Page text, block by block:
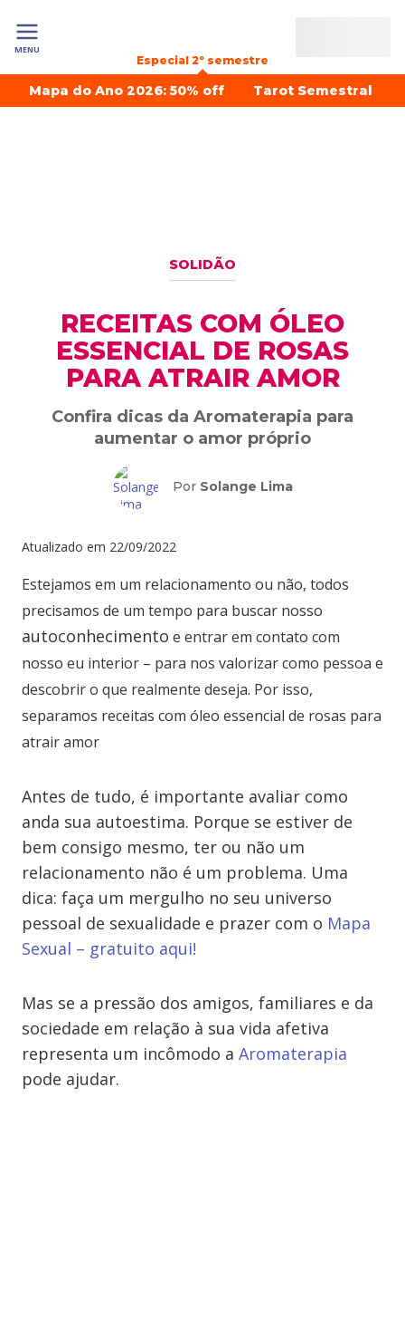
MENU
Especial 2º semestre
Mapa do Ano 2026: 50% off Tarot Semestral
SOLIDÃO
RECEITAS COM ÓLEO
ESSENCIAL DE ROSAS
PARA ATRAIR AMOR
Confira dicas da Aromaterapia para
aumentar o amor próprio
Por Solange Lima
Atualizado em 22/09/2022
Estejamos em um relacionamento ou não, todos
precisamos de um tempo para buscar nosso
autoconhecimento e entrar em contato com
nosso eu interior – para nos valorizar como pessoa e
descobrir o que realmente deseja. Por isso,
separamos receitas com óleo essencial de rosas para
atrair amor
Antes de tudo, é importante avaliar como
anda sua autoestima. Porque se estiver de
bem consigo mesmo, ter ou não um
relacionamento não é um problema. Uma
dica: faça um mergulho no seu universo
pessoal de sexualidade e prazer com o Mapa
Sexual – gratuito aqui!
Mas se a pressão dos amigos, familiares e da
sociedade em relação à sua vida afetiva
representa um incômodo a Aromaterapia
pode ajudar.